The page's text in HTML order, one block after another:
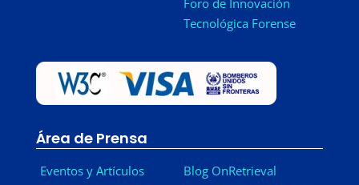
Foro de Innovación
Tecnológica Forense
Área de Prensa
Eventos y Artículos
Blog OnRetrieval